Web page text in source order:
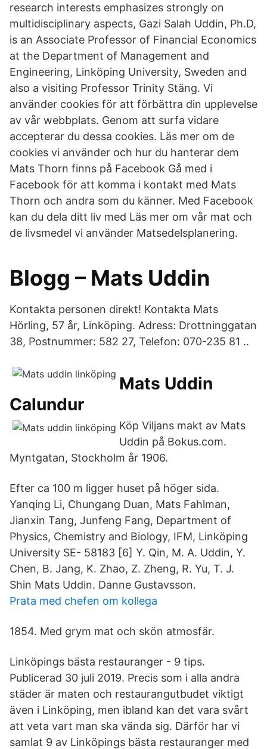
research interests emphasizes strongly on
multidisciplinary aspects, Gazi Salah Uddin, Ph.D,
is an Associate Professor of Financial Economics
at the Department of Management and
Engineering, Linköping University, Sweden and
also a visiting Professor Trinity Stäng. Vi
använder cookies för att förbättra din upplevelse
av vår webbplats. Genom att surfa vidare
accepterar du dessa cookies. Läs mer om de
cookies vi använder och hur du hanterar dem
Mats Thorn finns på Facebook Gå med i
Facebook för att komma i kontakt med Mats
Thorn och andra som du känner. Med Facebook
kan du dela ditt liv med Läs mer om vår mat och
de livsmedel vi använder Matsedelsplanering.
Blogg – Mats Uddin
Kontakta personen direkt! Kontakta Mats
Hörling, 57 år, Linköping. Adress: Drottninggatan
38, Postnummer: 582 27, Telefon: 070-235 81 ..
Mats Uddin
Calundur
Köp Viljans makt av Mats
Uddin på Bokus.com.
Myntgatan, Stockholm år 1906.
Efter ca 100 m ligger huset på höger sida.
Yanqing Li, Chungang Duan, Mats Fahlman,
Jianxin Tang, Junfeng Fang, Department of
Physics, Chemistry and Biology, IFM, Linköping
University SE- 58183 [6] Y. Qin, M. A. Uddin, Y.
Chen, B. Jang, K. Zhao, Z. Zheng, R. Yu, T. J.
Shin Mats Uddin. Danne Gustavsson.
Prata med chefen om kollega
1854. Med grym mat och skön atmosfär.
Linköpings bästa restauranger - 9 tips.
Publicerad 30 juli 2019. Precis som i alla andra
städer är maten och restaurangutbudet viktigt
även i Linköping, men ibland kan det vara svårt
att veta vart man ska vända sig. Därför har vi
samlat 9 av Linköpings bästa restauranger med